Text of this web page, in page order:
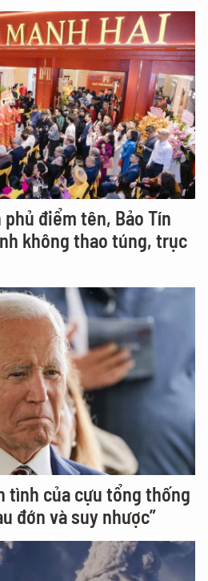
điểm tên, Bảo Tín
không thao túng, trục
tình của cựu tổng thống
đớn và suy nhược”